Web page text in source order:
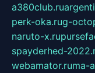
a380club.ru
perk-oka.rug-
naruto-x.ru
spayderhed-
webamator.ruma-